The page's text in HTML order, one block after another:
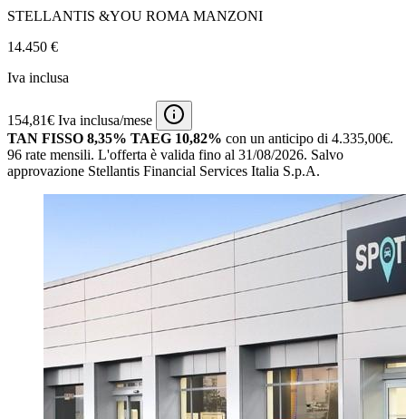
STELLANTIS &YOU ROMA MANZONI
14.450 €
Iva inclusa
154,81€ Iva inclusa/mese
TAN FISSO 8,35% TAEG 10,82% con un anticipo di 4.335,00€.
96 rate mensili. L'offerta è valida fino al 31/08/2026. Salvo
approvazione Stellantis Financial Services Italia S.p.A.